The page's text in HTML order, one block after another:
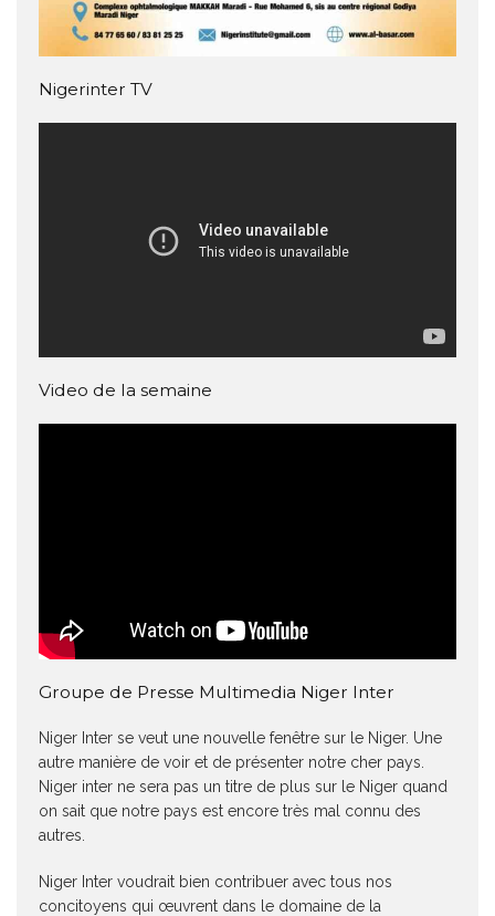
Nigerinter TV
Video de la semaine
Groupe de Presse Multimedia Niger Inter
Niger Inter se veut une nouvelle fenêtre sur le Niger. Une
autre manière de voir et de présenter notre cher pays.
Niger inter ne sera pas un titre de plus sur le Niger quand
on sait que notre pays est encore très mal connu des
autres.
Niger Inter voudrait bien contribuer avec tous nos
concitoyens qui œuvrent dans le domaine de la